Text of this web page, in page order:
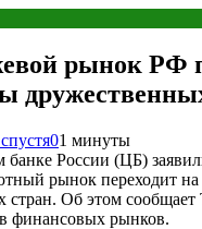
рынок РФ
01 минуты
России (ЦБ)
рынок переходит на
стран. Об этом
финансовых рынков.